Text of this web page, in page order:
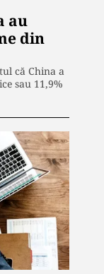
au
din
că China a
sau 11,9%